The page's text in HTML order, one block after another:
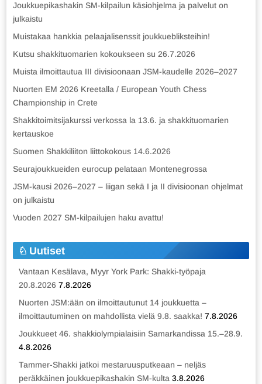
Joukkuepikashakin SM-kilpailun käsiohjelma ja palvelut on
julkaistu
Muistakaa hankkia pelaajalisenssit joukkuebliksteihin!
Kutsu shakkituomarien kokoukseen su 26.7.2026
Muista ilmoittautua III divisioonaan JSM-kaudelle 2026–2027
Nuorten EM 2026 Kreetalla / European Youth Chess
Championship in Crete
Shakkitoimitsijakurssi verkossa la 13.6. ja shakkituomarien
kertauskoe
Suomen Shakkiliiton liittokokous 14.6.2026
Seurajoukkueiden eurocup pelataan Montenegrossa
JSM-kausi 2026–2027 – liigan sekä I ja II divisioonan ohjelmat
on julkaistu
Vuoden 2027 SM-kilpailujen haku avattu!
Uutiset
Vantaan Kesälava, Myyr York Park: Shakki-työpaja
20.8.2026 7.8.2026
Nuorten JSM:ään on ilmoittautunut 14 joukkuetta –
ilmoittautuminen on mahdollista vielä 9.8. saakka! 7.8.2026
Joukkueet 46. shakkiolympialaisiin Samarkandissa 15.–28.9.
4.8.2026
Tammer-Shakki jatkoi mestaruusputkeaan – neljäs
peräkkäinen joukkuepikashakin SM-kulta 3.8.2026